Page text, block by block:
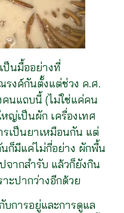
ป็นมื้ออย่างที่
รงค์กันตั้งแต่ช่วง ค.ศ.
นแถบนี้ (ไม่ใช่แค่คน
ญ่เป็นผัก เครื่องเทศ
เป็นยาเหมือนกัน แต่
ก็มีแค่ไม่กี่อย่าง ผักพื้น
ากสำรับ แล้วก็ยังกิน
ะปากว่างอีกด้วย
การอยู่และการดูแล